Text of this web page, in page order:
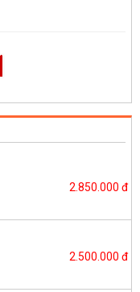
2.850.000 đ
2.500.000 đ